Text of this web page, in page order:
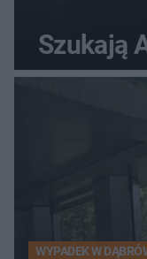
Szukają
WYPADEK W